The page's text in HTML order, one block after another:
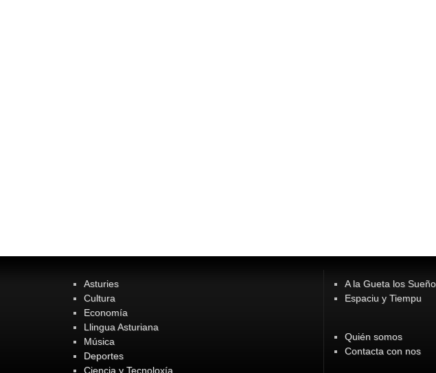
Asturies
Cultura
Economía
Llingua Asturiana
Música
Deportes
Ciencia y Tecnoloxía
A la Gueta los
Espaciu y Tiempu
Quién somos
Contacta con nos